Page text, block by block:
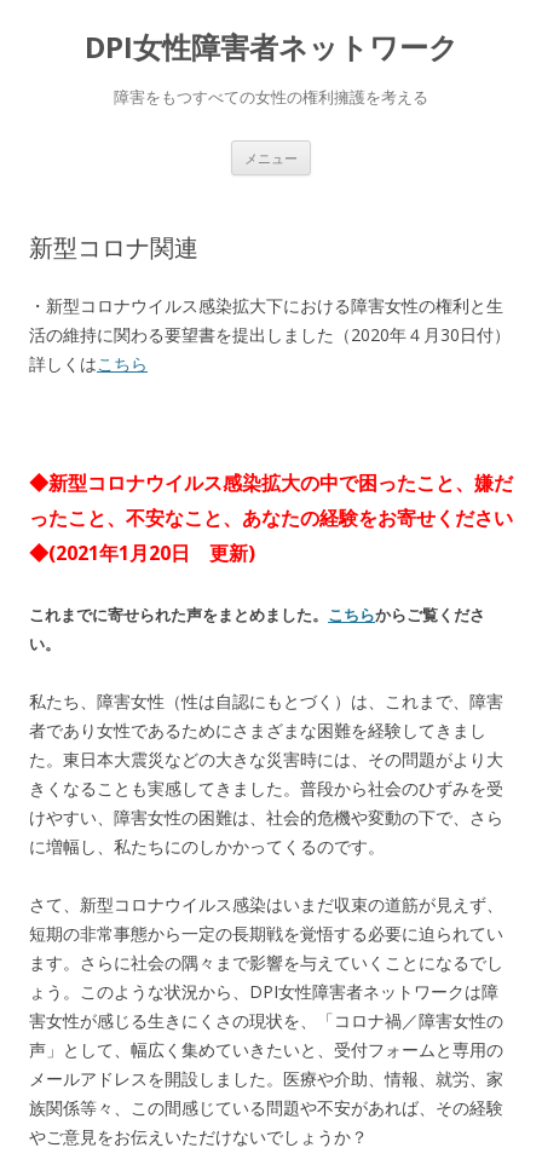
DPI女性障害者ネットワーク
障害をもつすべての女性の権利擁護を考える
メニュー
新型コロナ関連
・新型コロナウイルス感染拡大下における障害女性の権利と生
活の維持に関わる要望書を提出しました（2020年４月30日付）
詳しくはこちら
◆新型コロナウイルス感染拡大の中で困ったこと、嫌だ
ったこと、不安なこと、あなたの経験をお寄せください
◆(2021年1月20日 更新)
これまでに寄せられた声をまとめました。 こちらからご覧くださ
い。
私たち、障害女性（性は自認にもとづく）は、これまで、障害
者であり女性であるためにさまざまな困難を経験してきまし
た。東日本大震災などの大きな災害時には、その問題がより大
きくなることも実感してきました。普段から社会のひずみを受
けやすい、障害女性の困難は、社会的危機や変動の下で、さら
に増幅し、私たちにのしかかってくるのです。
さて、新型コロナウイルス感染はいまだ収束の道筋が見えず、
短期の非常事態から一定の長期戦を覚悟する必要に迫られてい
ます。さらに社会の隅々まで影響を与えていくことになるでし
ょう。このような状況から、DPI女性障害者ネットワークは障
害女性が感じる生きにくさの現状を、「コロナ禍／障害女性の
声」として、幅広く集めていきたいと、受付フォームと専用の
メールアドレスを開設しました。医療や介助、情報、就労、家
族関係等々、この間感じている問題や不安があれば、その経験
やご意見をお伝えいただけないでしょうか？